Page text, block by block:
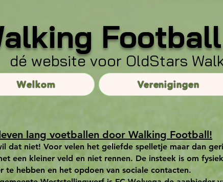
dé website voor OldStars
Welkom Verenigingen
lang voetballen door Walking Football!
dat niet! Voor velen het geliefde spelletje maar dan
een kleiner veld en niet rennen. De insteek is om
te hebben en het opdoen van sociale contacten.